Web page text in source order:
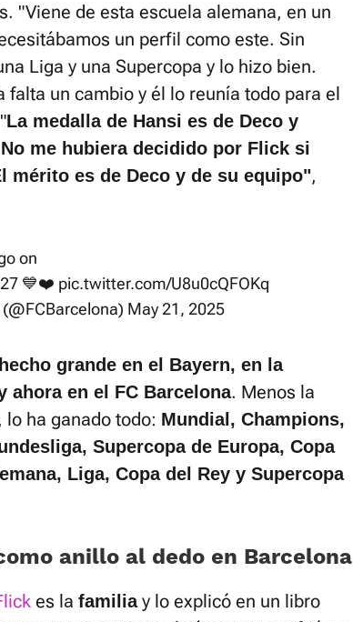
"Viene de esta escuela alemana, en un
un perfil como este. Sin
Liga y una Supercopa y lo hizo bien.
falta un cambio y él lo reunía todo para el
La medalla de Hansi es de Deco y
me hubiera decidido por Flick si
mérito es de Deco y de su equipo",
on
💙❤️ pic.twitter.com/U8u0cQFOKq
May 21, 2025
grande en el Bayern, en la
ahora en el FC Barcelona. Menos la
ha ganado todo: Mundial, Champions,
Supercopa de Europa, Copa
Liga, Copa del Rey y Supercopa
anillo al dedo en Barcelona
es la familiay lo explicó en un libro